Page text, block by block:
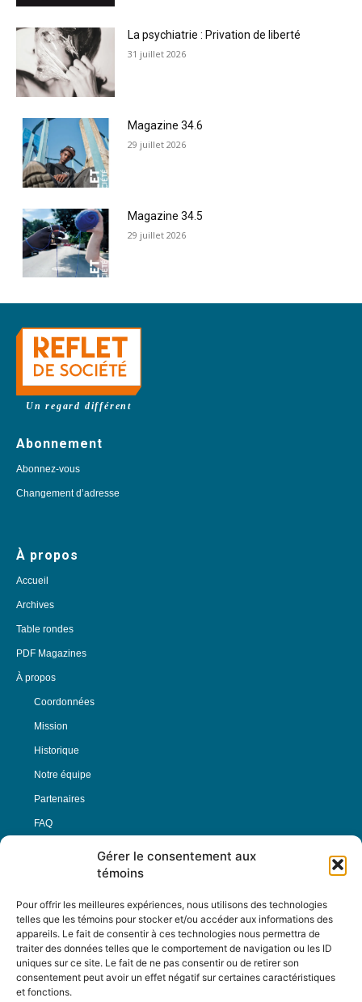
Gérer le consentement aux
témoins
Pour offrir les meilleures expériences, nous utilisons des technologies
telles que les témoins pour stocker et/ou accéder aux informations des
appareils. Le fait de consentir à ces technologies nous permettra de
traiter des données telles que le comportement de navigation ou les ID
uniques sur ce site. Le fait de ne pas consentir ou de retirer son
consentement peut avoir un effet négatif sur certaines caractéristiques
et fonctions.
La psychiatrie : Privation de liberté
31 juillet 2026
Magazine 34.6
29 juillet 2026
Magazine 34.5
29 juillet 2026
Un regard différent
Abonnement
Abonnez-vous
Changement d’adresse
À propos
Accueil
Archives
Table rondes
PDF Magazines
À propos
Coordonnées
Mission
Historique
Notre équipe
Partenaires
FAQ
Nous Suivre